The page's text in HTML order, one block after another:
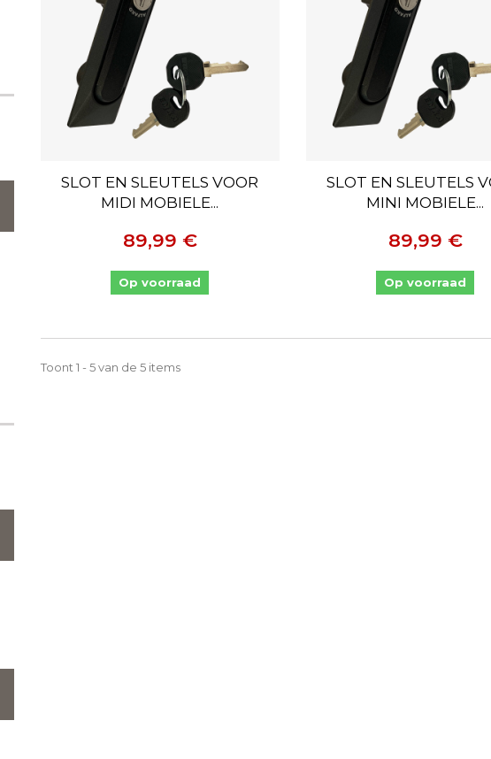
SLOT EN SLEUTELS VOOR
MIDI MOBIELE...
89,99 €
Op voorraad
SLOT EN SLEUTELS
MINI MOBIELE...
89,99 €
Op voorraad
Toont 1 - 5 van de 5 items